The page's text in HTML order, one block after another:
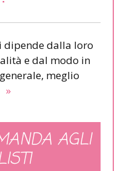
dipende dalla loro
e dal modo in
meglio
»
AGLI